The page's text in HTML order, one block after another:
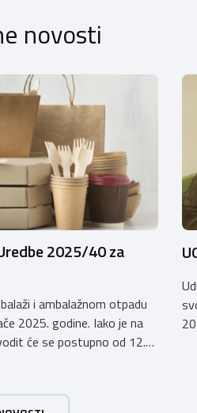
novosti
2025/40 za
i ambalažnom otpadu
2025. godine. Iako je na
će se postupno od 12.
Uredbe te njen utjecaj na